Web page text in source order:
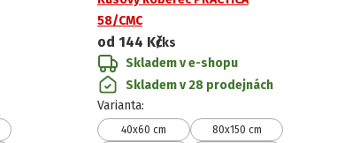
58/CMC
od 144 Kč/ks
Skladem v e-shopu
Skladem v 28 prodejnách
Varianta:
40x60 cm
80x150 cm